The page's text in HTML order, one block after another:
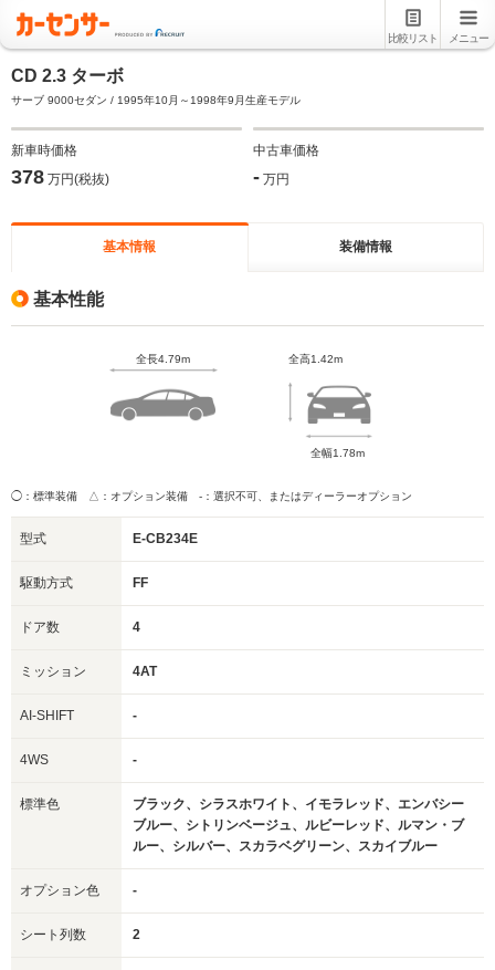
比較リスト メニュー
CD 2.3 ターボ
サーブ 9000セダン / 1995年10月～1998年9月生産モデル
新車時価格
378 万円(税抜)
中古車価格
- 万円
基本情報 装備情報
基本性能
全長4.79m 全高1.42m
全幅1.78m
◯：標準装備 △：オプション装備 -：選択不可、またはディーラーオプション
型式 E-CB234E
駆動方式 FF
ドア数 4
ミッション 4AT
AI-SHIFT -
4WS -
標準色
ブラック、シラスホワイト、イモラレッド、エンバシー
ブルー、シトリンベージュ、ルビーレッド、ルマン・ブ
ルー、シルバー、スカラベグリーン、スカイブルー
オプション色 -
シート列数 2